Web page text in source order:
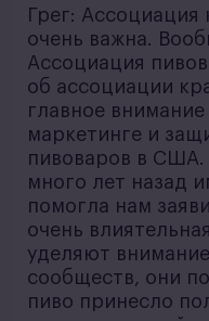
Грег:
очень важна.
Ассоциация
об ассоциации
главное
маркетинге и
пивоваров в США.
много лет назад
помогла нам
очень
уделяют
сообществ, они
пиво принесло